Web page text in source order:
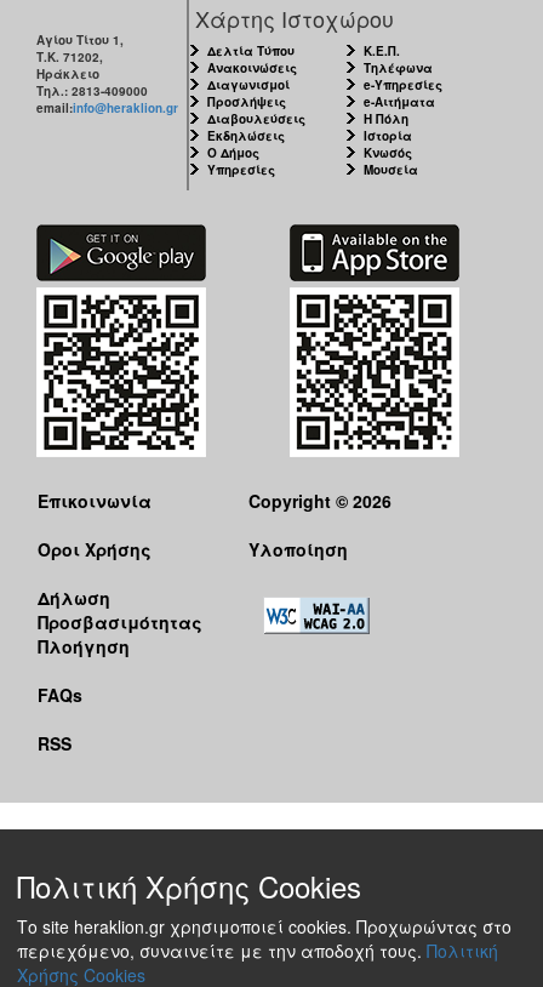
Αγίου Τίτου 1,
Τ.Κ. 71202,
Ηράκλειο
Τηλ.: 2813-409000
email:info@heraklion.gr
Χάρτης Ιστοχώρου
Δελτία Τύπου
Ανακοινώσεις
Διαγωνισμοί
Προσλήψεις
Διαβουλεύσεις
Εκδηλώσεις
Ο Δήμος
Υπηρεσίες
Κ.Ε.Π.
Τηλέφωνα
e-Υπηρεσίες
e-Αιτήματα
Η Πόλη
Ιστορία
Κνωσός
Μουσεία
Επικοινωνία
Όροι Χρήσης
Δήλωση
Προσβασιμότητας
Πλοήγηση
FAQs
RSS
Copyright © 2026
Υλοποίηση
Πολιτική Χρήσης Cookies
Το site heraklion.gr χρησιμοποιεί cookies. Προχωρώντας στο
περιεχόμενο, συναινείτε με την αποδοχή τους. Πολιτική
Χρήσης Cookies